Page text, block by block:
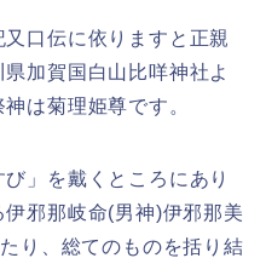
口伝に依りますと正親
加賀国白山比咩神社よ
は菊理姫尊です。
」を戴くところにあり
邪那岐命(男神)伊邪那美
り、総てのものを括り結